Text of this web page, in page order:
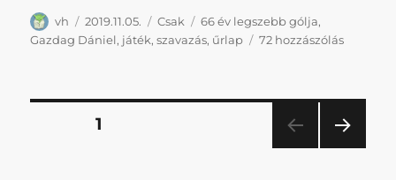
Szerző
vh Közzétéve
2019.11.05. Kategória
Csak Címke
66 év legszebb gólja,
Gazdag Dániel, játék,szavazás, űrlap 72 hozzászólásKeressük
videón
Bejegyzések
OLDAL1